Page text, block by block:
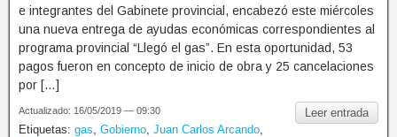
e integrantes del Gabinete provincial, encabezó este miércoles
una nueva entrega de ayudas económicas correspondientes al
programa provincial “Llegó el gas”. En esta oportunidad, 53
pagos fueron en concepto de inicio de obra y 25 cancelaciones
por […]
Leer entrada
Actualizado: 16/05/2019 — 09:30
Etiquetas: gas Gobierno Juan Carlos Arcando